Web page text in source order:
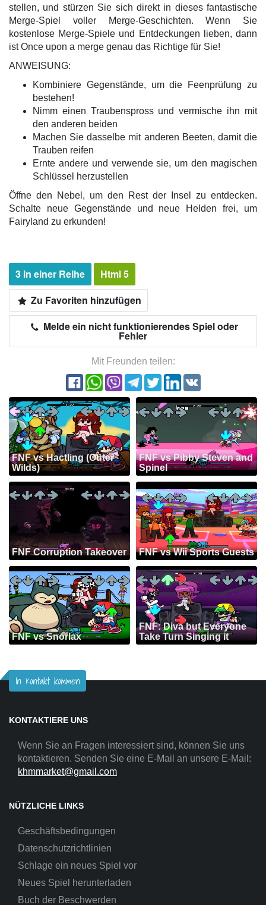
stellen, und stürzen Sie sich direkt in dieses fantastische
Merge-Spiel voller Merge-Geschichten. Wenn Sie
kostenlose Merge-Spiele und Entdeckungen lieben, dann
ist Once upon a merge genau das Richtige für Sie!
ANWEISUNG:
Kombiniere Gegenstände, um die Feenprüfung zu
bestehen!
Nimm einen Traubenspross und vermische ihn mit
den anderen beiden
Machen Sie dasselbe mit anderen Beeten, damit die
Trauben reifen
Ernte andere und verwende sie, um den magischen
Schlüssel herzustellen
Öffne den Nebel, um den Rest der Insel zu entdecken.
Schalte neue Gegenstände und neue Helden frei, um
Fairyland zu erkunden!
3 in einer Reihe
Html 5
Zu Favoriten hinzufügen
Melde ein nicht funktionierendes Spiel oder
Fehler
Mit Freunden teilen:
FNF vs Hactling (Outer
Wilds)
FNF vs Pibby Steven and
Spinel
FNF Corruption Takeover FNF vs Wii Sports Guests
FNF vs Snorlax
FNF: Diva but Everyone
Take Turn Singing it
In Kontakt kommen
KONTAKTIERE UNS
Wenn Sie an Fragen interessiert sind, können Sie uns
kontaktieren. Senden Sie eine E-Mail an unsere E-Mail:
khmmarket@gmail.com
NÜTZLICHE LINKS
Geschäftsbedingungen
Datenschutzrichtlinien
Schlage ein neues Spiel vor
Neues Spiel herunterladen
Buch der Beschwerden